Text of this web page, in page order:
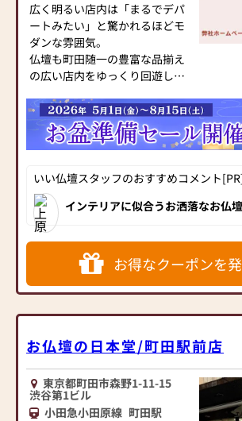
広く明るい店内は「まるでデパ
ートみたい」と驚かれるほどモ
ダンな雰囲気。
仏壇も町田随一の豊富な品揃え
の広い店内をゆっくり回遊して
ベテランスタッフが心を込めて
接客させて頂きます。
お客様の疑問な点ご不安に思っ
ませ。
『偲ぶ心をかたちにするお手伝
い』を私達のモットーです。
お客様お気持ちに寄り添いなが
らよりお客様に納得して頂ける
ご説明を致します。
是非一度、皆様で日本堂町田金
森店にご来店下さいませ!!
＝＝＝＝＝＝＝＝＝========
「お盆のご準備はととのいまし
たか？」
新盆をお迎えする皆様に手作り
テキストをご用意してご準備の
いい仏壇スタッフのおすすめコメント
インテリアに似合うお洒落なお仏
壇まで、展示は100台以上！お位牌
くのお客様が来店されています。
お得なクーポンを
お仏壇の日本堂/町田駅前店
東京都町田市森野1-11-15
渋谷第1ビル
小田急小田原線 町田駅